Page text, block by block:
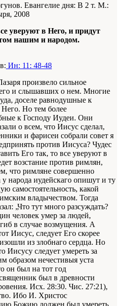
Евангелие дня: В 2 т. М.:
2008
уверуют в Него, и придут
нашим и народом.
Ин: 11: 48-48
произвело сильное
и слышавших о нем. Многие
доселе равнодушные к
Него. Но тем более
к Господу Иудеи. Они
о всем, что Иисус сделал,
и фарисеи собрали совет я
против Иисуса? Чудес
Его так, то все уверуют в
возстание против римлян,
что римляне совершенно
народа иудейскаго опишут и ту
самостоятельность, какой
владычеством. Тогда
„Что тут много разсуждать?
человек умер за людей,
в случае возмущения. А
Иисус, следует Его скорее
из злобнаго сердца. Но
Иисусу следует умереть за
образом нечестивыя уста
он был на тот год
был в древности
Исх. 28:30. Чис. 27:21),
Ибо И. Христос
Божию должен был умереть